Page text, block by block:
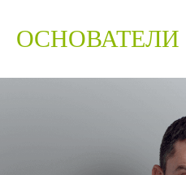
ОСНОВАТЕЛИ